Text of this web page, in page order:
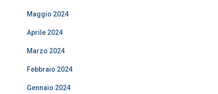
Maggio 2024
Aprile 2024
Marzo 2024
Febbraio 2024
Gennaio 2024